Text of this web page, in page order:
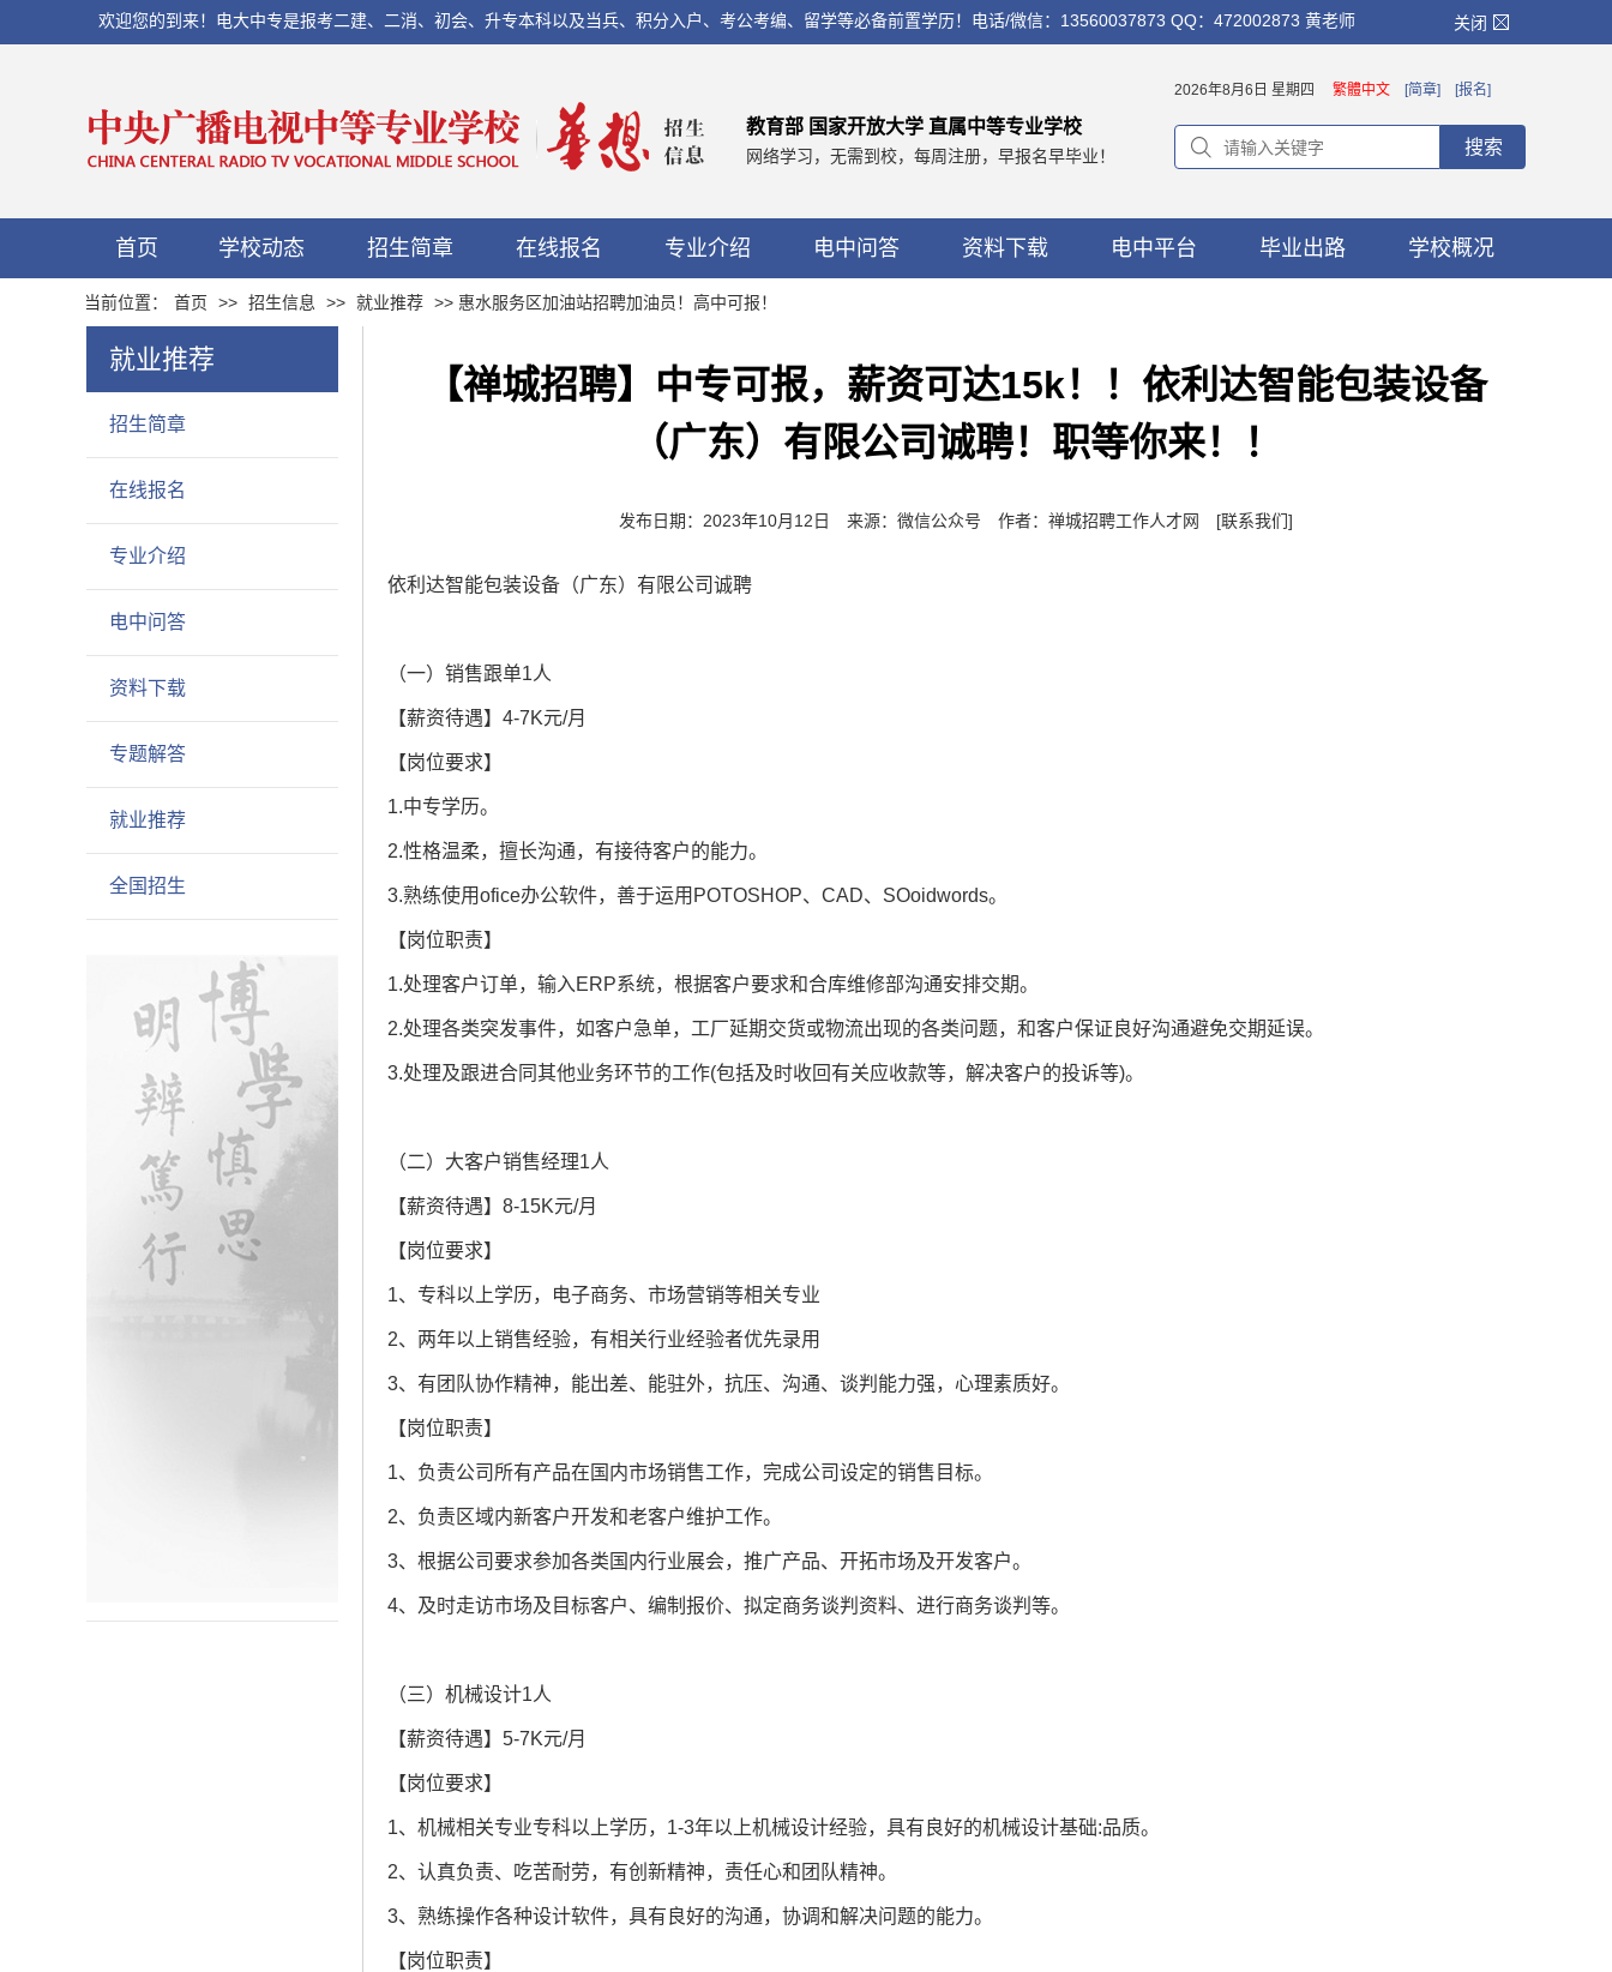
欢迎您的到来！电大中专是报考二建、二消、初会、升专本科以及当兵、积分入户、考公考编、留学等必备前置学历！电话/微信：13560037873 QQ：472002873 黄老师 关闭
教育部 国家开放大学 直属中等专业学校
网络学习，无需到校，每周注册，早报名早毕业！
2026年8月6日 星期四 繁體中文 [简章] [报名]
搜索
首页 学校动态 招生简章 在线报名 专业介绍 电中问答 资料下载 电中平台 毕业出路 学校概况
当前位置： 首页 >> 招生信息 >> 就业推荐 >> 惠水服务区加油站招聘加油员！高中可报！
就业推荐
招生简章
在线报名
专业介绍
电中问答
资料下载
专题解答
就业推荐
全国招生
【禅城招聘】中专可报，薪资可达15k！！依利达智能包装设备
（广东）有限公司诚聘！职等你来！！
发布日期：2023年10月12日 来源：微信公众号 作者：禅城招聘工作人才网 [联系我们]
依利达智能包装设备（广东）有限公司诚聘
（一）销售跟单1人
【薪资待遇】4-7K元/月
【岗位要求】
1.中专学历。
2.性格温柔，擅长沟通，有接待客户的能力。
3.熟练使用ofice办公软件，善于运用POTOSHOP、CAD、SOoidwords。
【岗位职责】
1.处理客户订单，输入ERP系统，根据客户要求和合库维修部沟通安排交期。
2.处理各类突发事件，如客户急单，工厂延期交货或物流出现的各类问题，和客户保证良好沟通避免交期延误。
3.处理及跟进合同其他业务环节的工作(包括及时收回有关应收款等，解决客户的投诉等)。
（二）大客户销售经理1人
【薪资待遇】8-15K元/月
【岗位要求】
1、专科以上学历，电子商务、市场营销等相关专业
2、两年以上销售经验，有相关行业经验者优先录用
3、有团队协作精神，能出差、能驻外，抗压、沟通、谈判能力强，心理素质好。
【岗位职责】
1、负责公司所有产品在国内市场销售工作，完成公司设定的销售目标。
2、负责区域内新客户开发和老客户维护工作。
3、根据公司要求参加各类国内行业展会，推广产品、开拓市场及开发客户。
4、及时走访市场及目标客户、编制报价、拟定商务谈判资料、进行商务谈判等。
（三）机械设计1人
【薪资待遇】5-7K元/月
【岗位要求】
1、机械相关专业专科以上学历，1-3年以上机械设计经验，具有良好的机械设计基础:品质。
2、认真负责、吃苦耐劳，有创新精神，责任心和团队精神。
3、熟练操作各种设计软件，具有良好的沟通，协调和解决问题的能力。
【岗位职责】